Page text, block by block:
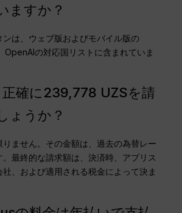
ますか？
ンは、ウェブ版およびモバイル版の
OpenAIの対応国リストに含まれていま
確に239,778 UZSを請
ょうか？
ません。その金額は、過去の為替レー
。最終的な請求額は、決済時、アプリス
社、および適用される税金によって決ま